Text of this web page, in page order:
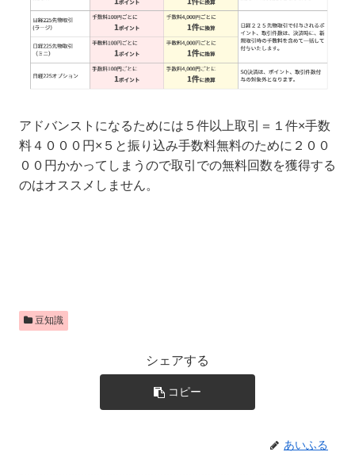
アドバンストになるためには５件以上取引＝１件×手数
料４０００円×５と振り込み手数料無料のために２００
００円かかってしまうので取引での無料回数を獲得する
のはオススメしません。
豆知識
シェアする
コピー
あいふる